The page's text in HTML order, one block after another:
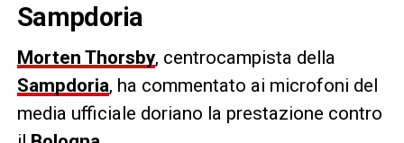
Sampdoria
Morten Thorsby, centrocampista della
Sampdoria, ha commentato ai microfoni del
media ufficiale doriano la prestazione contro